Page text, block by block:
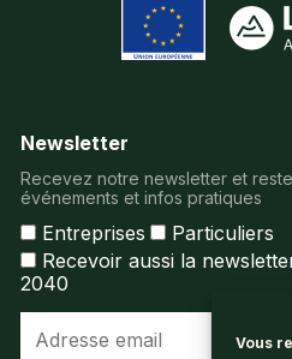
Vous
Newsletter
Recevez notre newsletter et
événements et infos pratiques
Entreprises
Particuliers
Recevoir aussi la
2040